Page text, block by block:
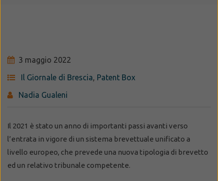
3 maggio 2022
Il Giornale di Brescia, Patent Box
Nadia Gualeni
Il 2021 è stato un anno di importanti passi avanti verso
l’entrata in vigore di un sistema brevettuale unificato a
livello europeo, che prevede una nuova tipologia di brevetto
ed un relativo tribunale competente.